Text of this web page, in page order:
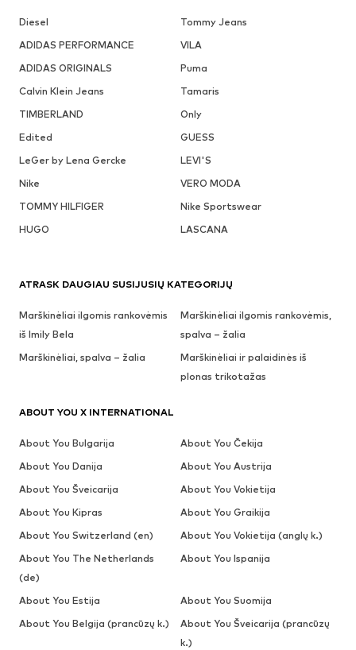
Diesel
Tommy Jeans
ADIDAS PERFORMANCE
VILA
ADIDAS ORIGINALS
Puma
Calvin Klein Jeans
Tamaris
TIMBERLAND
Only
Edited
GUESS
LeGer by Lena Gercke
LEVI'S
Nike
VERO MODA
TOMMY HILFIGER
Nike Sportswear
HUGO
LASCANA
ATRASK DAUGIAU SUSIJUSIŲ KATEGORIJŲ
Marškinėliai ilgomis rankovėmis
iš Imily Bela
Marškinėliai ilgomis rankovėmis,
spalva – žalia
Marškinėliai, spalva – žalia
Marškinėliai ir palaidinės iš
plonas trikotažas
ABOUT YOU X INTERNATIONAL
About You Bulgarija
About You Čekija
About You Danija
About You Austrija
About You Šveicarija
About You Vokietija
About You Kipras
About You Graikija
About You Switzerland (en)
About You Vokietija (anglų k.)
About You The Netherlands
(de)
About You Ispanija
About You Estija
About You Suomija
About You Belgija (prancūzų k.)
About You Šveicarija (prancūzų
k.)